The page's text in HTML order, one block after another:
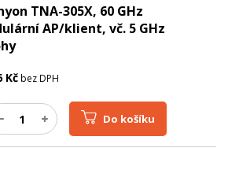
TNA-305X, 60 GHz
AP/klient, vč. 5 GHz
Kčbez DPH
Do košíku